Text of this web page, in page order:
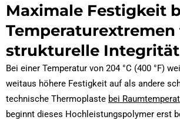
Maximale Festigkeit
Temperaturextremen
strukturelle Integrität
Bei einer Temperatur von 204 °C (400 °F)
weitaus höhere Festigkeit auf als andere
technische Thermoplaste bei
beginnt dieses Hochleistungspolymer erst